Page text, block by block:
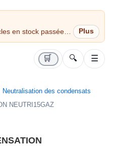
en stock passées
même (jours
🛒 🔍 ☰
Neutralisation des condensats
NEUTRI15GAZ